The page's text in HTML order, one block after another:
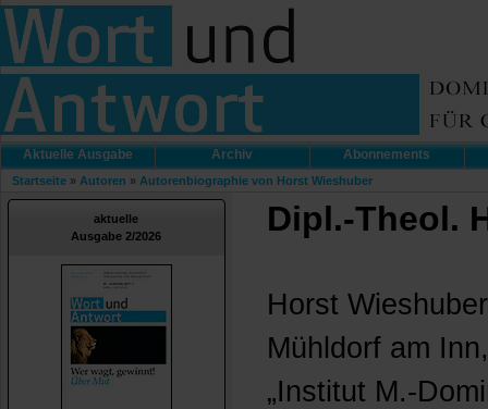
Aktuelle Ausgabe Archiv Abonnements
Startseite » Autoren » Autorenbiographie von Horst Wieshuber
aktuelle
Ausgabe 2/2026
Dipl.-Theol.
Horst
Mühldorf am
„Institut M.-